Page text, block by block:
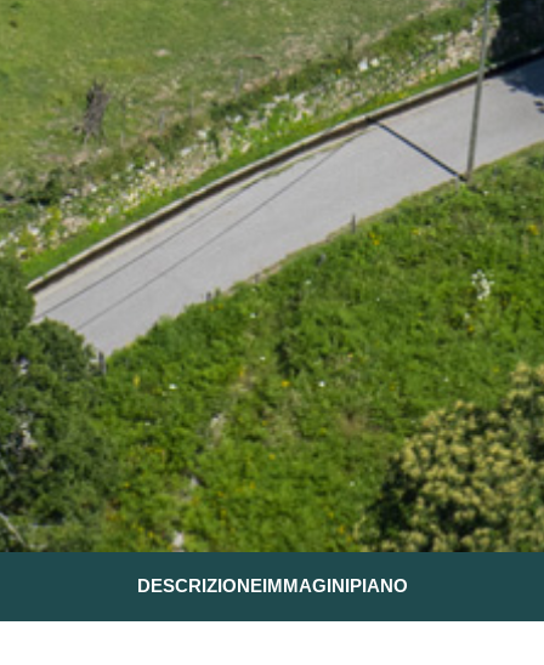
DESCRIZIONEIMMAGINIPIANO